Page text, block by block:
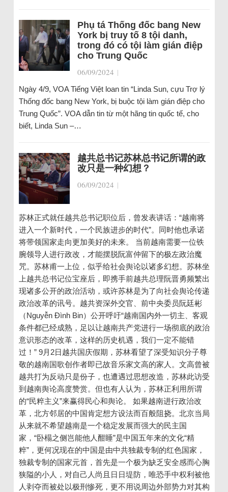
Phụ tá Thống đốc bang New
York bị truy tố 8 tội danh,
trong đó có tội làm gián điệp
cho Trung Quốc
06/09/2024 |
Ngày 4/9, VOA Tiếng Việt loan tin “Linda Sun, cựu Trợ lý
Thống đốc bang New York, bị buộc tội làm gián điệp cho
Trung Quốc”. VOA dẫn tin từ một hãng tin quốc tế, cho
biết, Linda Sun –…
越共总书记苏林总书记所谓的政
改只是一种幻想？
06/09/2024 |
苏林正式就任越共总书记职位后，曾发表讲话：“越南将
进入一个新时代，一个民族进步的时代”。同时他也承诺
将带领国家走向更加美好的未来。 当前越南需要一位铁
腕领导人进行政改，才能摆脱阮富仲留下的极左政治魔
咒。苏林甫一上位，似乎给社会舆论以诸多幻想。苏林坐
上越共总书记位宝座后，即携手前越共总理阮晋勇频繁出
现诸多公开的政治活动，或许苏林是为了向社会舆论传递
政治改革的讯号。越共资深外交官、前中央委员阮廷彬
（Nguyễn Đình Bin）公开呼吁“越南国内外一切主、客观
条件都已经成熟，足以让越南共产党进行一场彻底的政治
意识形态的改革，这样的历史机遇，我们一定不能错
过！” 9月2日越共国庆假期，苏林看望了深受知识分子尊
敬的越南国歌创作者即已故音乐家文高的家人。文高曾被
越共打为反动只是份子，也遭遇过思想改造，苏林此访受
到越南舆论高度赞赏。但也有人认为，苏林正利用所谓
的“民粹主义”来赢得民心和舆论。 如果越南进行政治改
革，北方邻居的中国肯定想方设法而百般阻挠。北京当局
从来就不希望越南是一个稳定发展而强大的民主国
家，“卧榻之侧岂能他人酣睡”是中国五年来的文化“精
粹”，更何况现在的中国是由中共独裁专制的红色国家，
独裁专制的国家元首，首先是一个极为缺乏安全感而心胸
狭隘的小人，对自己人尚且日日堤防，唯恐手中权利被他
人剥夺而被处以极刑惨死，更不用说周边外部势力对其构